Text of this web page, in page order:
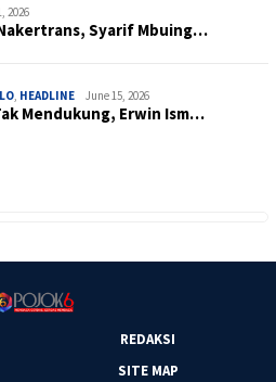
2026
Syarif Mbuing…
HEADLINE June 15, 2026
Mendukung, Erwin Ism…
REDAKSI
SITE MAP